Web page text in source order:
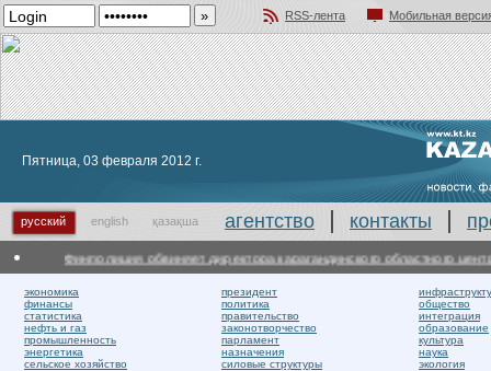
RSS-лента
Мобильная
Пятница, 03 февраля 2012 г.
русский english қазақша агентство контакты
Финполиция обвиняет директора карагандинского областного центра
экономика
финансы
статистика
нефть и газ
промышленность
энергетика
сельское хозяйство
президент
политика
правительство
законотворчество
парламент
назначения
силовые структуры
общество
интеграция
образование
культура
наука
экология